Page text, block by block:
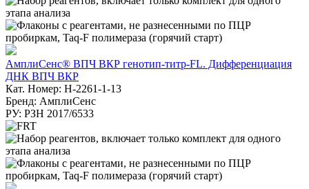
АмплиСенс® ВПЧ ВКР генотип-титр-FL. Дифференциация
ДНК ВПЧ ВКР
Кат. Номер: H-2261-1-13
Бренд: АмплиСенс
РУ: РЗН 2017/6533